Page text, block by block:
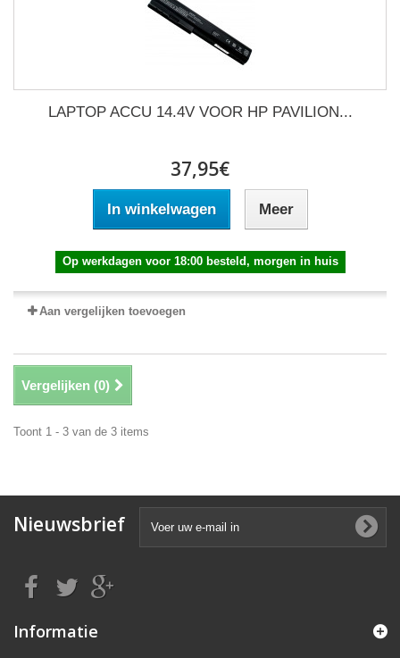
LAPTOP ACCU 14.4V VOOR HP PAVILION...
37,95€
In winkelwagen Meer
Op werkdagen voor 18:00 besteld, morgen in huis
Aan vergelijken toevoegen
Vergelijken (0)
Toont 1 - 3 van de 3 items
Nieuwsbrief
Informatie